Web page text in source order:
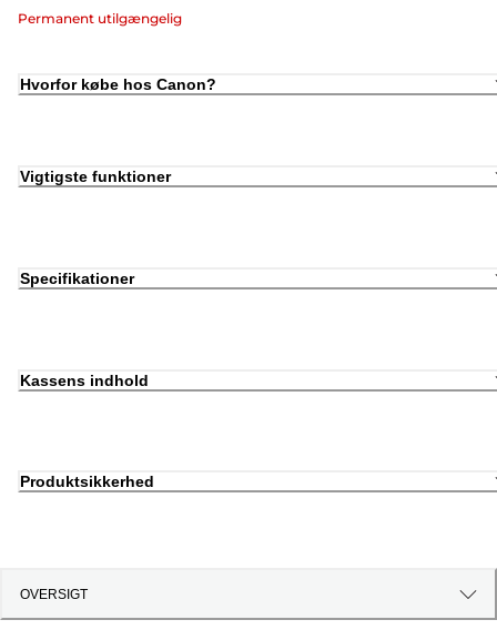
Permanent utilgængelig
Hvorfor købe hos Canon?
Vigtigste funktioner
Specifikationer
Kassens indhold
Produktsikkerhed
OVERSIGT